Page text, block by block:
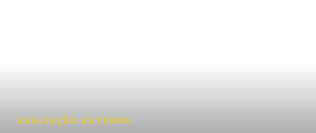
AVALIAÇÃO EXTERNA